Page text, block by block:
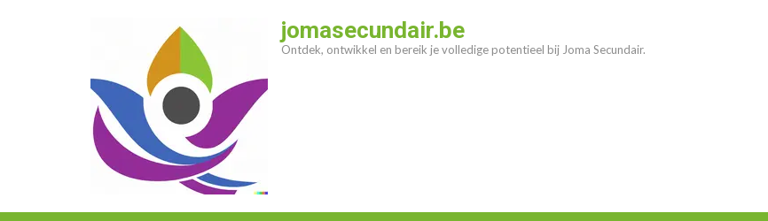
jomasecundair.be
Ontdek, ontwikkel en bereik je volledige potentieel bij Joma Secundair.